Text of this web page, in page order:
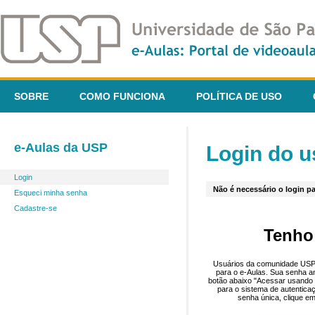
SOBRE COMO FUNCIONA POLÍTICA DE USO
e-Aulas da USP
Login
Esqueci minha senha
Cadastre-se
Login do
Não é necessário o login
Usuários da comunidade
para o e-Aulas. Sua senha
botão abaixo "Acessar
para o sistema de
senha única, clique